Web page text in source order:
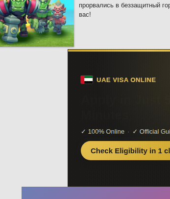
прорвались в беззащитный
вас!